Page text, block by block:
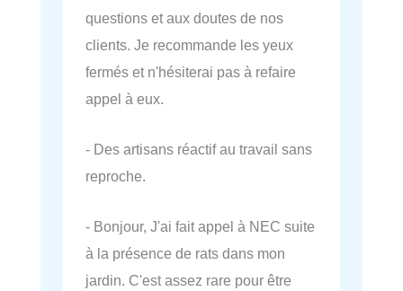
questions et aux doutes de nos
clients. Je recommande les yeux
fermés et n'hésiterai pas à refaire
appel à eux.
- Des artisans réactif au travail sans
reproche.
- Bonjour, J'ai fait appel à NEC suite
à la présence de rats dans mon
jardin. C'est assez rare pour être